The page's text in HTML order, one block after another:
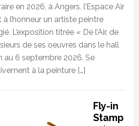
en 2026, à Angers, l’Espace Air
à l’honneur un artiste peintre
L’exposition titrée « De l’Air, de
de ses oeuvres dans le hall
au 6 septembre 2026. Se
à la peinture […]
Fly-in
Stamp